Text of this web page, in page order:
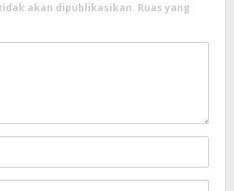
akan dipublikasikan. Ruas yang